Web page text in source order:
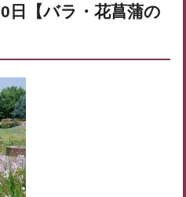
日【バラ・花菖蒲の